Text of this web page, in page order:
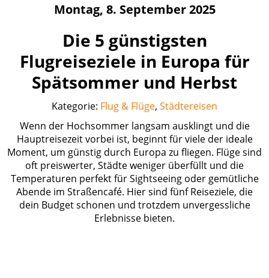
Montag, 8. September 2025
Die 5 günstigsten
Flugreiseziele in Europa für
Spätsommer und Herbst
Kategorie: Flug & Flüge, Städtereisen
Wenn der Hochsommer langsam ausklingt und die
Hauptreisezeit vorbei ist, beginnt für viele der ideale
Moment, um günstig durch Europa zu fliegen. Flüge sind
oft preiswerter, Städte weniger überfüllt und die
Temperaturen perfekt für Sightseeing oder gemütliche
Abende im Straßencafé. Hier sind fünf Reiseziele, die
dein Budget schonen und trotzdem unvergessliche
Erlebnisse bieten.